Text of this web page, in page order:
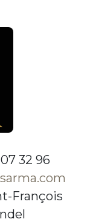
32 96
François